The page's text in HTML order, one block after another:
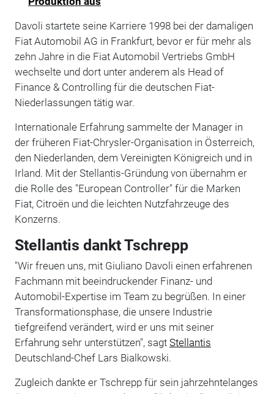
Davoli startete seine Karriere 1998 bei der damaligen
Fiat Automobil AG in Frankfurt, bevor er für mehr als
zehn Jahre in die Fiat Automobil Vertriebs GmbH
wechselte und dort unter anderem als Head of
Finance & Controlling für die deutschen Fiat-
Niederlassungen tätig war.
Internationale Erfahrung sammelte der Manager in
der früheren Fiat-Chrysler-Organisation in Österreich,
den Niederlanden, dem Vereinigten Königreich und in
Irland. Mit der Stellantis-Gründung von übernahm er
die Rolle des "European Controller" für die Marken
Fiat, Citroën und die leichten Nutzfahrzeuge des
Konzerns.
Stellantis dankt Tschrepp
"Wir freuen uns, mit Giuliano Davoli einen erfahrenen
Fachmann mit beeindruckender Finanz- und
Automobil-Expertise im Team zu begrüßen. In einer
Transformationsphase, die unsere Industrie
tiefgreifend verändert, wird er uns mit seiner
Erfahrung sehr unterstützen", sagt Stellantis
Deutschland-Chef Lars Bialkowski.
Zugleich dankte er Tschrepp für sein jahrzehntelanges